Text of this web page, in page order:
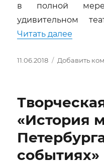
в полной
удивительном
Читать далее
Опубликовано
11.06.2018 Добавить
«История
событиях»